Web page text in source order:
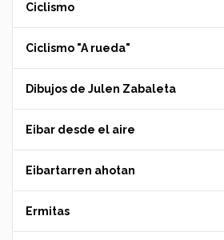
Ciclismo
Ciclismo "A rueda"
Dibujos de Julen Zabaleta
Eibar desde el aire
Eibartarren ahotan
Ermitas